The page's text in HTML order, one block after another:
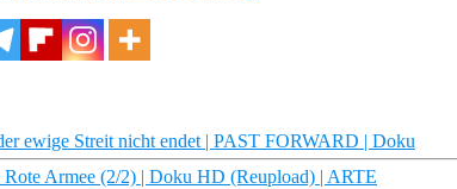
ewige Streit nicht endet | PAST FORWARD | Doku
Armee (2/2) | Doku HD (Reupload) | ARTE